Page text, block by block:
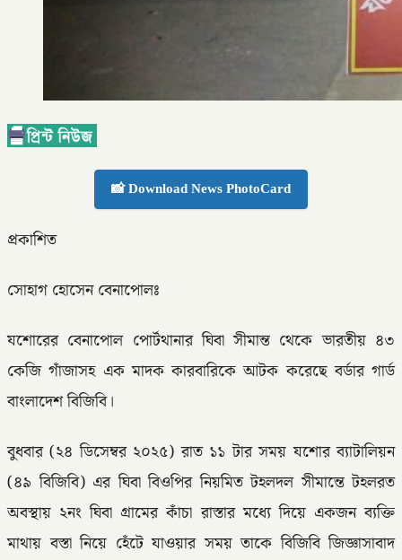
📸 Download News PhotoCard
প্রকাশিত
সোহাগ হোসেন বেনাপোলঃ
যশোরের বেনাপোল পোর্টথানার ঘিবা সীমান্ত থেকে ভারতীয় ৪৩
কেজি গাঁজাসহ এক মাদক কারবারিকে আটক করেছে বর্ডার গার্ড
বাংলাদেশ বিজিবি।
বুধবার (২৪ ডিসেম্বর ২০২৫) রাত ১১ টার সময় যশোর ব্যাটালিয়ন
(৪৯ বিজিবি) এর ঘিবা বিওপির নিয়মিত টহলদল সীমান্তে টহলরত
অবস্থায় ২নং ঘিবা গ্রামের কাঁচা রাস্তার মধ্যে দিয়ে একজন ব্যক্তি
মাথায় বস্তা নিয়ে হেঁটে যাওয়ার সময় তাকে বিজিবি জিজ্ঞাসাবাদ